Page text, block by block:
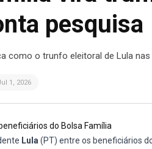
pesquisa
como o trunfo eleitoral de Lula nas
1, 2026
do Bolsa Família
Lula (PT) entre os beneficiários